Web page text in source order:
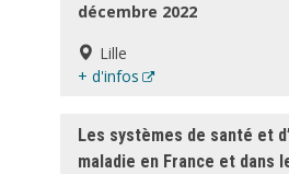
décembre 2022
Lille
+ d'infos
Les systèmes de santé et
maladie en France et dans